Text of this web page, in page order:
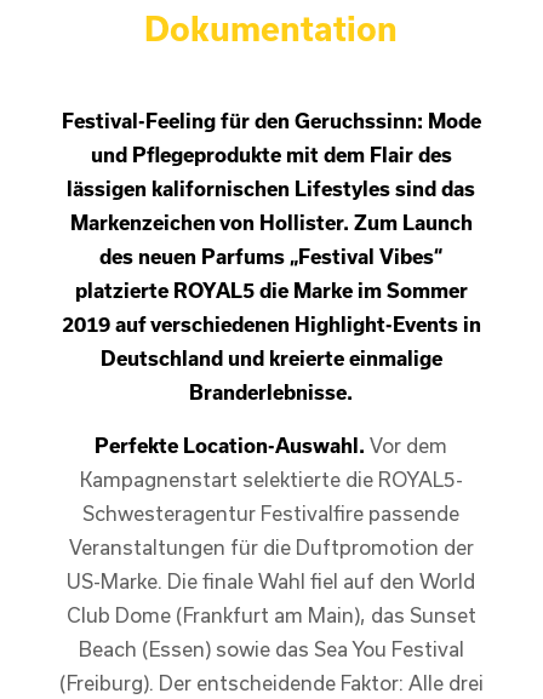
Dokumentation
Festival-Feeling für den Geruchssinn: Mode
und Pflegeprodukte mit dem Flair des
lässigen kalifornischen Lifestyles sind das
Markenzeichen von Hollister. Zum Launch
des neuen Parfums „Festival Vibes“
platzierte ROYAL5 die Marke im Sommer
2019 auf verschiedenen Highlight-Events in
Deutschland und kreierte einmalige
Branderlebnisse.
Perfekte Location-Auswahl. Vor dem
Kampagnenstart selektierte die ROYAL5-
Schwesteragentur Festivalfire passende
Veranstaltungen für die Duftpromotion der
US-Marke. Die finale Wahl fiel auf den World
Club Dome (Frankfurt am Main), das Sunset
Beach (Essen) sowie das Sea You Festival
(Freiburg). Der entscheidende Faktor: Alle drei